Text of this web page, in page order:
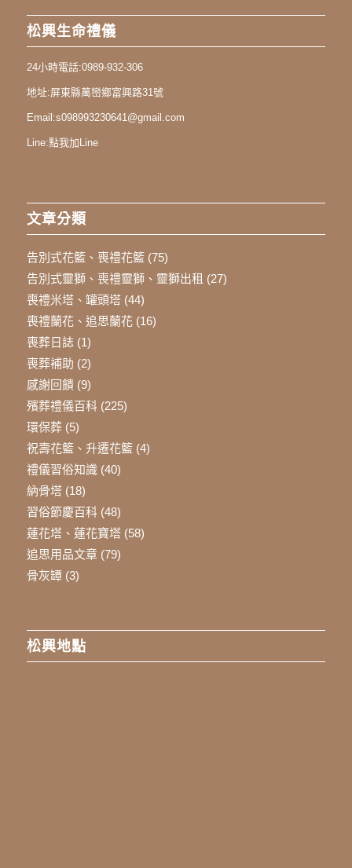
松興生命禮儀
24小時電話:0989-932-306
地址:屏東縣萬巒鄉富興路31號
Email:s098993230641@gmail.com
Line:點我加Line
文章分類
告別式花籃、喪禮花籃(75)
告別式靈獅、喪禮靈獅、靈獅出租 (27)
喪禮米塔、罐頭塔(44)
喪禮蘭花、追思蘭花(16)
喪葬日誌(1)
喪葬補助 (2)
感謝回饋(9)
殯葬禮儀百科(225)
環保葬(5)
祝壽花籃、升遷花籃(4)
禮儀習俗知識(40)
納骨塔(18)
習俗節慶百科(48)
蓮花塔、蓮花寶塔(58)
追思用品文章(79)
骨灰罈(3)
松興地點